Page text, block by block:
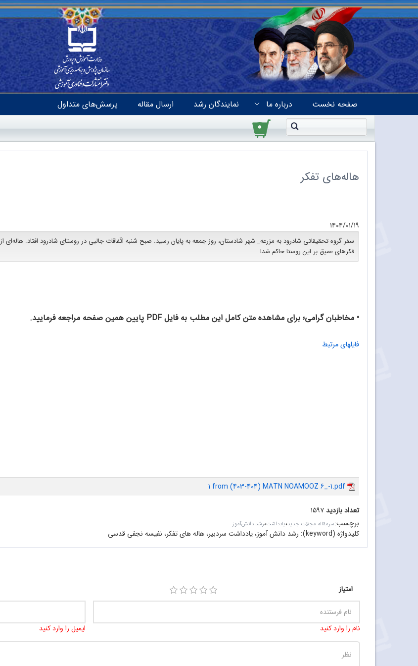
صفحه نخست درباره ما نمایندگان رشد ارسال مقاله پرسش‌های متداول
۰
هاله‌های تفکر
۱۴۰۴/۰۱/۱۹
سفر گروه تحقیقاتی شادرود به مزرعه‏_ شهر شادستان، روز جمعه به پایان رسید. صبح شنبه اتّفاقات جالبی در روستای شادرود افتاد. هاله‌ای از
فکرهای عمیق بر این روستا حاکم شد!
• مخاطبان گرامی؛ برای مشاهده متن کامل این مطلب به فایل PDF پایین همین صفحه مراجعه فرمایید.
فایلهای مرتبط
1 from (403-404) MATN NOAMOOZ 6_-1.pdf
تعداد بازدید۱۵۹۷
برچسب:سرمقاله مجلات جدید،یادداشت،رشد دانش‌آموز
کلیدواژه (keyword): رشد دانش آموز، یادداشت سردبیر،‌ هاله های تفکر، نفیسه نجفی قدسی
امتیاز
نام را وارد کنید ایمیل را وارد کنید